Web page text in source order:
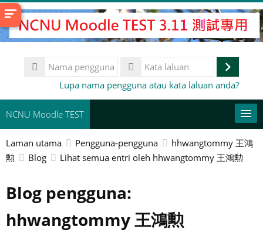
Langkau
ke
kandungan
Nama
pengguna
Log
Lupa nama pengguna atau kata laluan anda?
NCNU Moodle TEST
常用連結
Cari
Laman utama Pengguna-pengguna
hhwangtommy 王鴻
勲
Blog Lihat semua entri oleh hhwangtommy 王鴻勲
Blog pengguna:
hhwangtommy 王鴻勲